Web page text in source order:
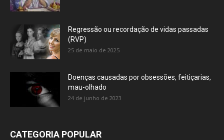
Regressão ou recordação de vidas passadas
(RVP)
25 de maio de 2025
Doenças causadas por obsessões, feitiçarias,
mau-olhado
24 de junho de 2023
CATEGORIA POPULAR